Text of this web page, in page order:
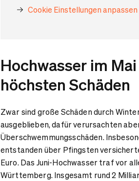
Cookie Einstellungen anpassen
Hochwasser im
höchsten Schäden
Zwar sind große Schäden durch
ausgeblieben, dafür verursachten
Überschwemmungsschäden.
entstanden über Pfingsten
Euro. Das Juni-Hochwasser traf vor
Württemberg.Insgesamt rund 2